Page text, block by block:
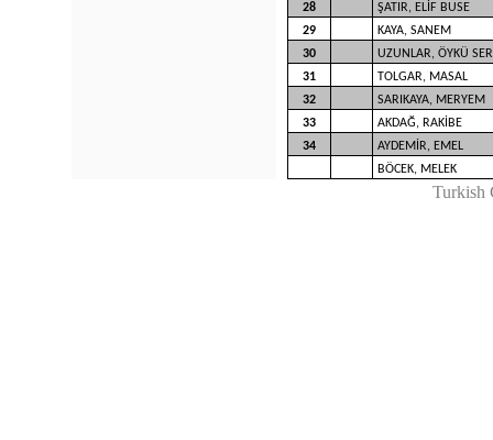
28
ŞATIR, ELİF BUSE
29
KAYA, SANEM
30
UZUNLAR, ÖYKÜ
31
TOLGAR, MASAL
32
SARIKAYA, MERYEM
33
AKDAĞ, RAKİBE
34
AYDEMİR, EMEL
BÖCEK, MELEK
Turkish